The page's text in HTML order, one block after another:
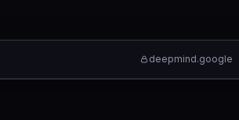
deepmind.google